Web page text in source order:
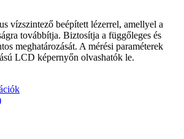
vízszintező beépített lézerrel, amellyel a
továbbítja. Biztosítja a függőleges és
meghatározását. A mérési paraméterek
LCD képernyőn olvashatók le.